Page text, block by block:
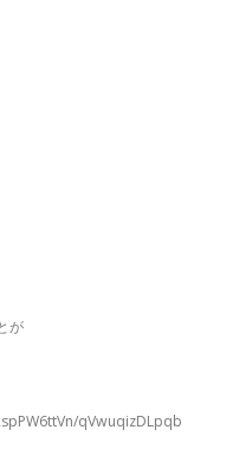
が
qVwuqizDLpqb